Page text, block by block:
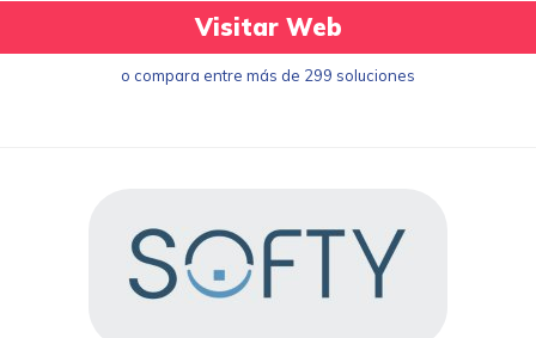
Visitar Web
o compara entre más de 299 soluciones